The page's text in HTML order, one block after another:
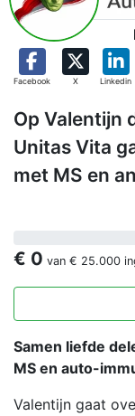
Facebook X Linkedin
Op Valentijn
Unitas Vita
met MS en
€ 0 van € 25.000
Samen liefde
MS en auto-
Valentijn gaat